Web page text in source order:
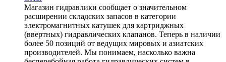
Магазин гидравлики сообщает о значительном
расширении складских запасов в категории
электромагнитных катушек для картриджных
(ввертных) гидравлических клапанов. Теперь в наличии
более 50 позиций от ведущих мировых и азиатских
производителей. Мы понимаем, насколько важна